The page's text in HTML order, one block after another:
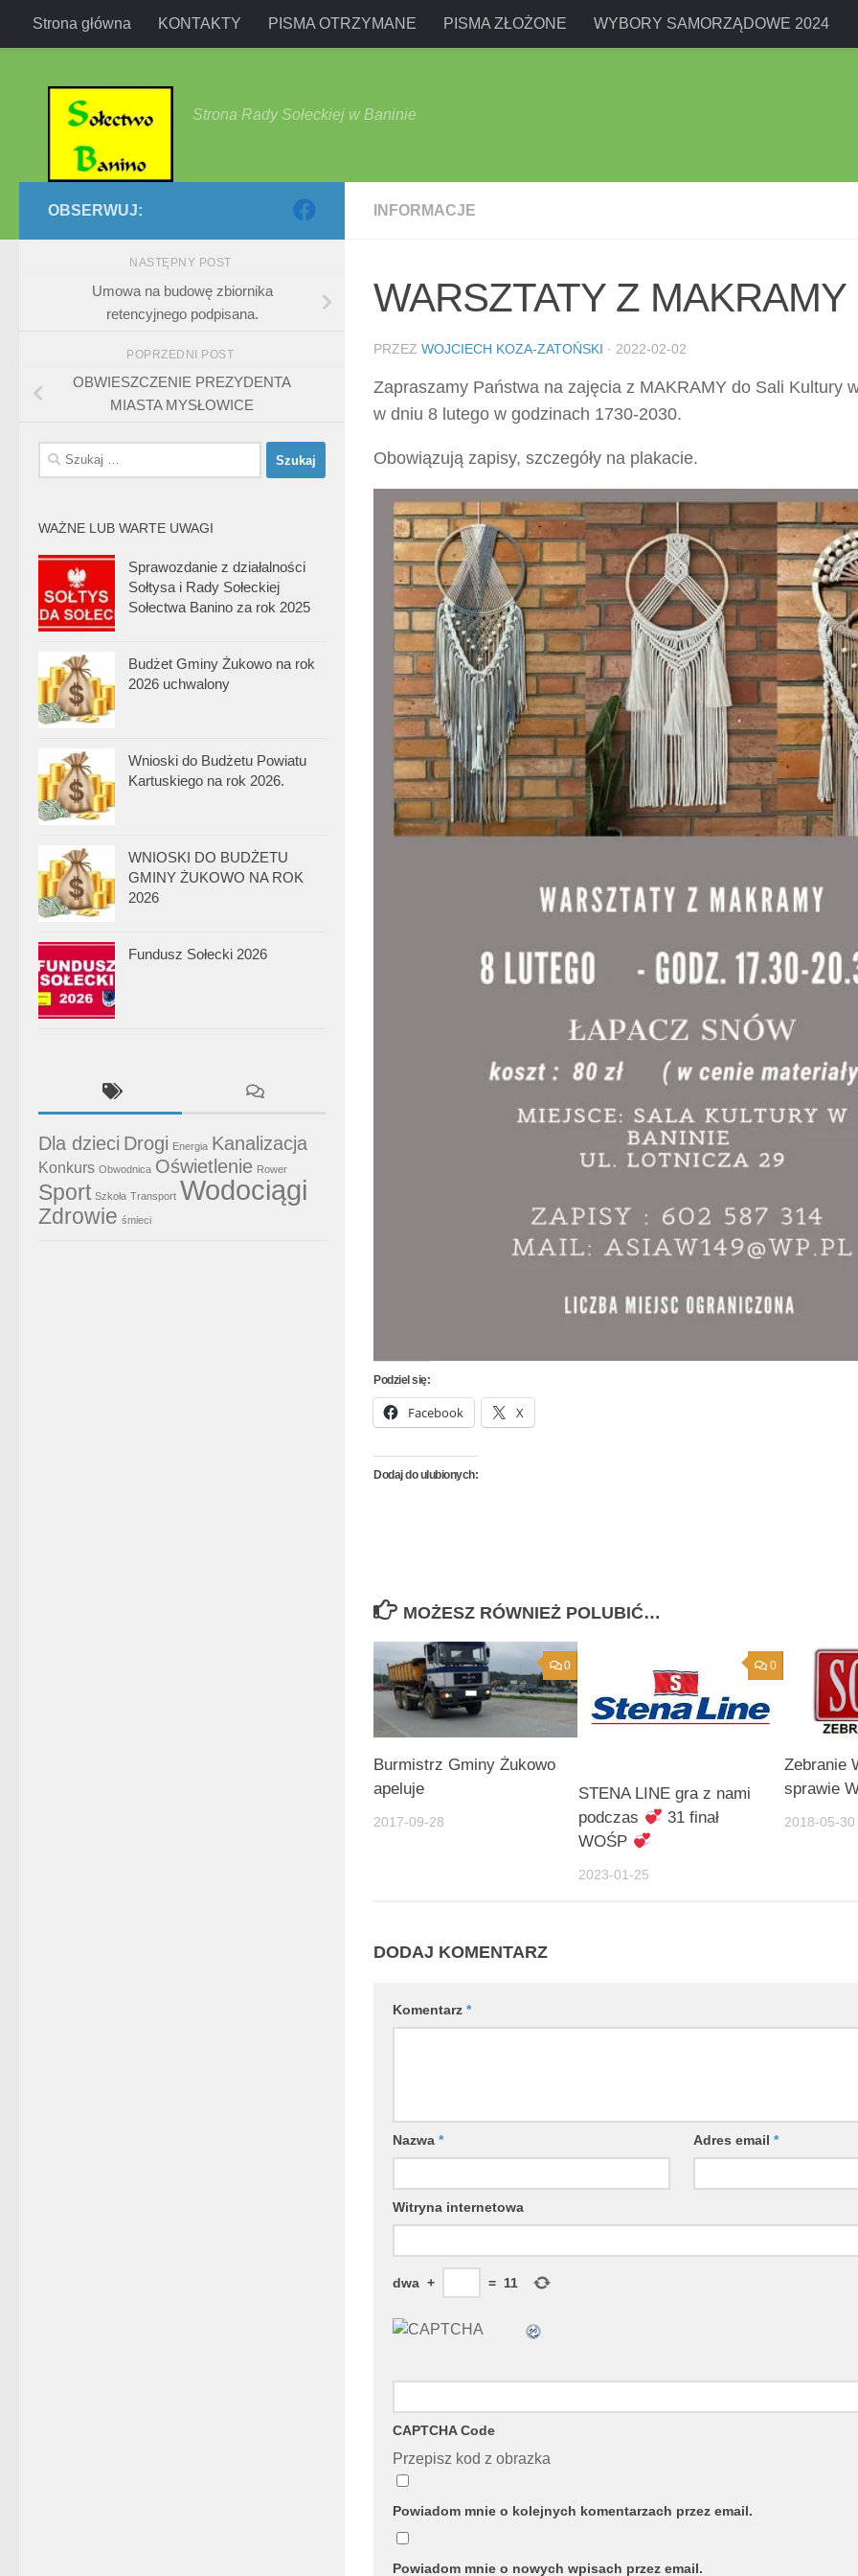
Przejdź do treści
Strona główna KONTAKTY PISMA OTRZYMANE PISMA ZŁOŻONE WYBORY SAMORZĄDOWE 2024
Strona Rady Sołeckiej w Baninie
INFORMACJE
WARSZTATY Z MAKRAMY
PRZEZ WOJCIECH KOZA-ZATOŃSKI · 2022-02-02
Zapraszamy Państwa na zajęcia z MAKRAMY do Sali Kultury
w dniu 8 lutego w godzinach 1730-2030.
Obowiązują zapisy, szczegóły na plakacie.
Podziel się:
Facebook X
Dodaj do ulubionych:
MOŻESZ RÓWNIEŻ POLUBIĆ…
0
Burmistrz Gminy Żukowo
apeluje
2017-09-28
0
STENA LINE gra z nami
podczas
31 finał
WOŚP
2023-01-25
Zebranie
sprawie
2018-05-30
DODAJ KOMENTARZ
Komentarz *
Nazwa * Adres email*
Witryna internetowa
dwa + = 11
CAPTCHA Code
Przepisz kod z obrazka
Powiadom mnie o kolejnych komentarzach przez email.
Powiadom mnie o nowych wpisach przez email.
OBSERWUJ:
NASTĘPNY POST
Umowa na budowę zbiornika
retencyjnego podpisana.
POPRZEDNI POST
OBWIESZCZENIE PREZYDENTA
MIASTA MYSŁOWICE
Szukaj:
WAŻNE LUB WARTE UWAGI
Sprawozdanie z działalności
Sołtysa i Rady Sołeckiej
Sołectwa Banino za rok 2025
Budżet Gminy Żukowo na rok
2026 uchwalony
Wnioski do Budżetu Powiatu
Kartuskiego na rok 2026.
WNIOSKI DO BUDŻETU
GMINY ŻUKOWO NA ROK
2026
Fundusz Sołecki 2026
Dla dzieci Drogi Energia Kanalizacja
Konkurs Obwodnica Oświetlenie Rower
Sport Szkoła Transport Wodociągi
Zdrowie śmieci